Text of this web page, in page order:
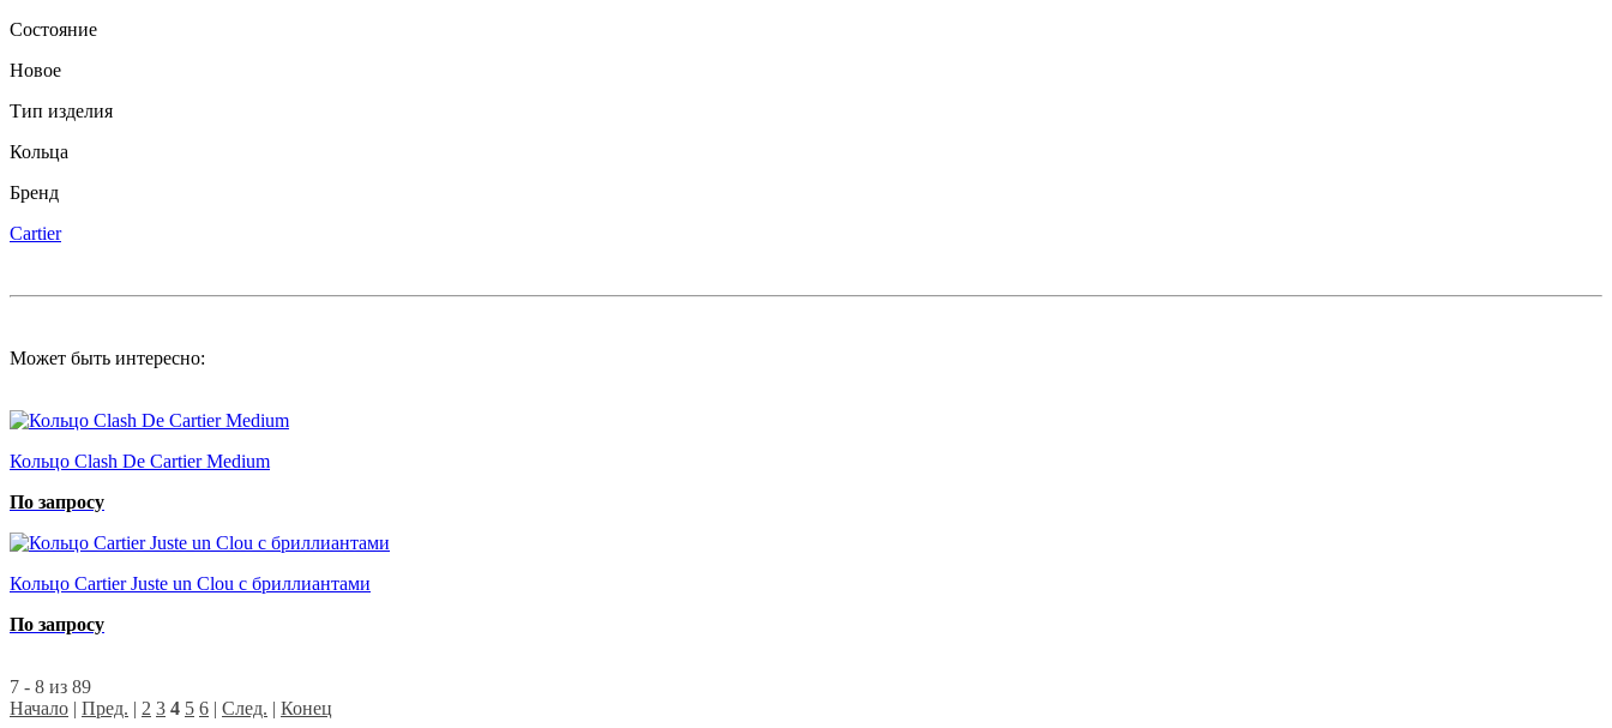
Состояние
Новое
Тип изделия
Кольца
Бренд
Cartier
Может быть интересно:
Кольцо Clash De Cartier Medium
По запросу
Кольцо Cartier Juste un Clou с бриллиантами
По запросу
7 - 8 из 89
Начало | Пред. | 2 3 4 5 6 | След. | Конец